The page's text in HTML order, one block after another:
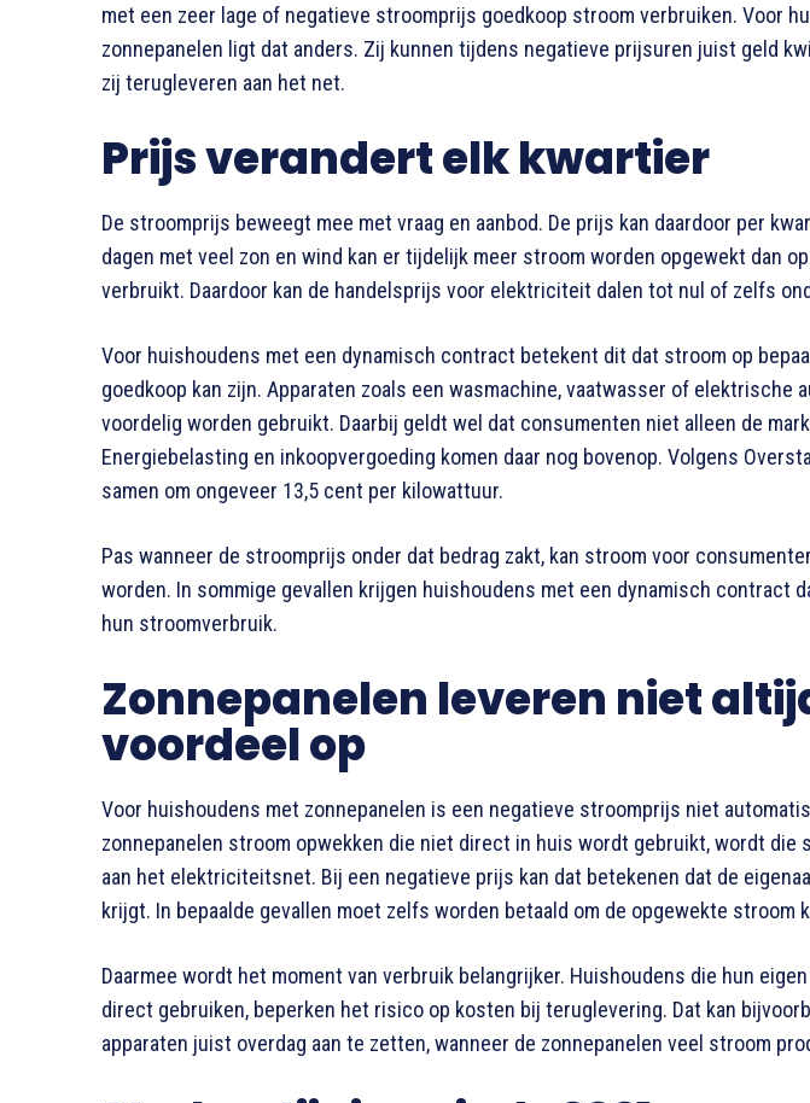
met een zeer lage of negatieve stroomprijs goedkoop stroom verbruiken. Voor
zonnepanelen ligt dat anders. Zij kunnen tijdens negatieve prijsuren juist geld
zij terugleveren aan het net.
Prijs verandert elk kwartier
De stroomprijs beweegt mee met vraag en aanbod. De prijs kan daardoor per
dagen met veel zon en wind kan er tijdelijk meer stroom worden opgewekt dan
verbruikt. Daardoor kan de handelsprijs voor elektriciteit dalen tot nul of zelfs
Voor huishoudens met een dynamisch contract betekent dit dat stroom op
goedkoop kan zijn. Apparaten zoals een wasmachine, vaatwasser of elektrische
voordelig worden gebruikt. Daarbij geldt wel dat consumenten niet alleen de
Energiebelasting en inkoopvergoeding komen daar nog bovenop. Volgens
samen om ongeveer 13,5 cent per kilowattuur.
Pas wanneer de stroomprijs onder dat bedrag zakt, kan stroom voor
worden. In sommige gevallen krijgen huishoudens met een dynamisch contract
hun stroomverbruik.
Zonnepanelen leveren niet
voordeel op
Voor huishoudens met zonnepanelen is een negatieve stroomprijs niet
zonnepanelen stroom opwekken die niet direct in huis wordt gebruikt, wordt die
aan het elektriciteitsnet. Bij een negatieve prijs kan dat betekenen dat de
krijgt. In bepaalde gevallen moet zelfs worden betaald om de opgewekte stroom
Daarmee wordt het moment van verbruik belangrijker. Huishoudens die hun
direct gebruiken, beperken het risico op kosten bij teruglevering. Dat kan
apparaten juist overdag aan te zetten, wanneer de zonnepanelen veel stroom